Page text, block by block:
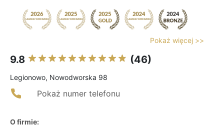
Pokaż więcej >>
9.8 (46)
Legionowo, Nowodworska 98
Pokaż numer telefonu
O firmie: